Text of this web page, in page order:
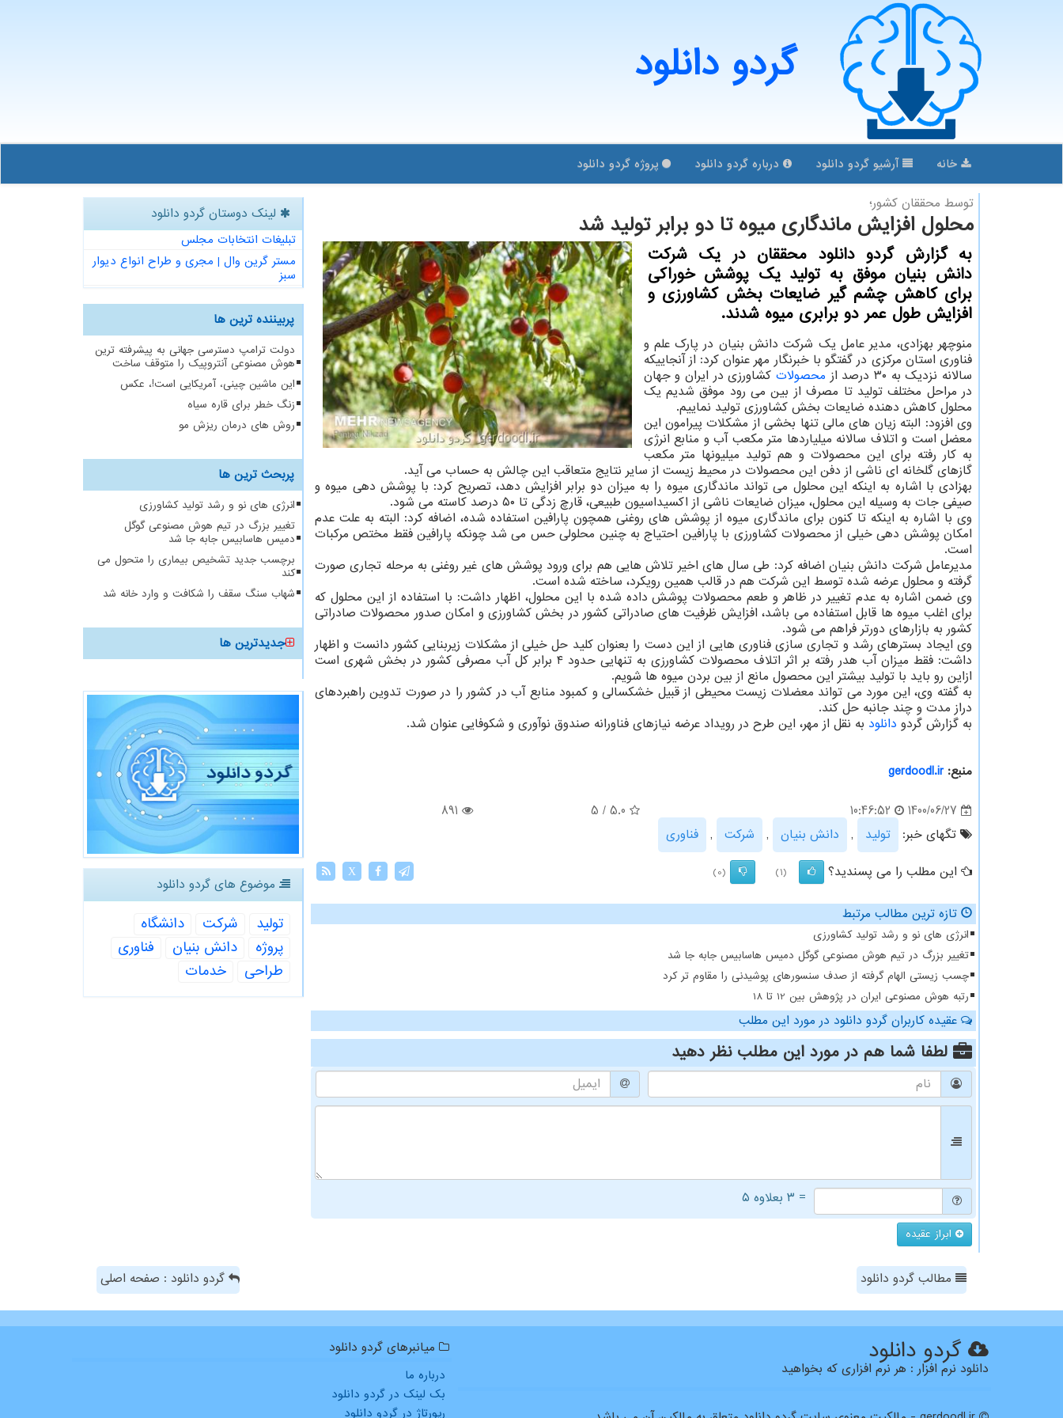
گردو دانلود
خانه آرشیو گردو دانلود درباره گردو دانلود پروژه گردو دانلود
توسط محققان كشور؛
محلول افزایش ماندگاری میوه تا دو برابر تولید شد
به گزارش گردو دانلود محققان در یک شرکت
دانش بنیان موفق به تولید یک پوشش خوراکی
برای کاهش چشم گیر ضایعات بخش کشاورزی و
افزایش طول عمر دو برابری میوه شدند.
منوچهر بهزادی، مدیر عامل یک شرکت دانش بنیان در پارک علم و
فناوری استان مرکزی در گفتگو با خبرنگار مهر عنوان کرد: از آنجاییکه
سالانه نزدیک به ۳۰ درصد از
محصولات کشاورزی در ایران و جهان
در مراحل مختلف تولید تا مصرف از بین می رود موفق شدیم یک
محلول کاهش دهنده ضایعات بخش کشاورزی تولید نماییم.
وی افزود: البته زیان های مالی تنها بخشی از مشکلات پیرامون این
معضل است و اتلاف سالانه میلیاردها متر مکعب آب و منابع انرژی
به کار رفته برای این محصولات و هم تولید میلیونها متر مکعب
گازهای گلخانه ای ناشی از دفن این محصولات در محیط زیست از سایر نتایج متعاقب این چالش به حساب می آید.
بهزادی با اشاره به اینکه این محلول می تواند ماندگاری میوه را به میزان دو برابر افزایش دهد، تصریح کرد: با پوشش دهی میوه و
صیفی جات به وسیله این محلول، میزان ضایعات ناشی از اکسیداسیون طبیعی، قارچ زدگی تا ۵۰ درصد کاسته می شود.
وی با اشاره به اینکه تا کنون برای ماندگاری میوه از پوشش های روغنی همچون پارافین استفاده شده، اضافه کرد: البته به علت عدم
امکان پوشش دهی خیلی از محصولات کشاورزی با پارافین احتیاج به چنین محلولی حس می شد چونکه پارافین فقط مختص مرکبات
است.
مدیرعامل شرکت دانش بنیان اضافه کرد: طی سال های اخیر تلاش هایی هم برای ورود پوشش های غیر روغنی به مرحله تجاری صورت
گرفته و محلول عرضه شده توسط این شرکت هم در قالب همین رویکرد، ساخته شده است.
وی ضمن اشاره به عدم تغییر در ظاهر و طعم محصولات پوشش داده شده با این محلول، اظهار داشت: با استفاده از این محلول که
برای اغلب میوه ها قابل استفاده می باشد، افزایش ظرفیت های صادراتی کشور در بخش کشاورزی و امکان صدور محصولات صادراتی
کشور به بازارهای دورتر فراهم می شود.
وی ایجاد بسترهای رشد و تجاری سازی فناوری هایی از این دست را بعنوان کلید حل خیلی از مشکلات زیربنایی کشور دانست و اظهار
داشت: فقط میزان آب هدر رفته بر اثر اتلاف محصولات کشاورزی به تنهایی حدود ۴ برابر کل آب مصرفی کشور در بخش شهری است
ازاین رو باید با تولید بیشتر این محصول مانع از بین بردن میوه ها شویم.
به گفته وی، این مورد می تواند معضلات زیست محیطی از قبیل خشکسالی و کمبود منابع آب در کشور را در صورت تدوین راهبردهای
دراز مدت و چند جانبه حل کند.
به گزارش گردو دانلود به نقل از مهر، این طرح در رویداد عرضه نیازهای فناورانه صندوق نوآوری و شکوفایی عنوان شد.
منبع:gerdoodl.ir
1400/06/27
10:46:52
5.0
/
5
891
تگهای خبر:
تولید , دانش بنیان , شركت ,
فناوری
این مطلب را می پسندید؟
(1)
(0)
X
تازه ترین مطالب مرتبط
انرژی های نو و رشد تولید کشاورزی
تغییر بزرگ در تیم هوش مصنوعی گوگل دمیس هاسابیس جابه جا شد
چسب زیستی الهام گرفته از صدف سنسورهای پوشیدنی را مقاوم تر کرد
رتبه هوش مصنوعی ایران در پژوهش بین 12 تا 18
عقیده کاربران گردو دانلود در مورد این مطلب
لطفا شما هم در مورد این مطلب نظر دهید
= ۳ بعلاوه ۵
ابراز عقیده
لینک دوستان گردو دانلود
تبلیغات انتخابات مجلس
مستر گرین وال | مجری و طراح انواع دیوار
سبز
پربیننده ترین ها
دولت ترامپ دسترسی جهانی به پیشرفته ترین
هوش مصنوعی آنتروپیک را متوقف ساخت
این ماشین چینی، آمریکایی است!، عکس
زنگ خطر برای قاره سیاه
روش های درمان ریزش مو
پربحث ترین ها
انرژی های نو و رشد تولید کشاورزی
تغییر بزرگ در تیم هوش مصنوعی گوگل
دمیس هاسابیس جابه جا شد
برچسب جدید تشخیص بیماری را متحول می
کند
شهاب سنگ سقف را شکافت و وارد خانه شد
جدیدترین ها
موضوع های گردو دانلود
تولید شركت
دانشگاه
پروژه
دانش بنیان
فناوری
طراحی
خدمات
مطالب گردو دانلود گردو دانلود : صفحه اصلی
گردو دانلود
دانلود نرم افزار : هر نرم افزاری که بخواهید
میانبرهای گردو دانلود
درباره ما
بک لینک در گردو دانلود
رپورتاژ در گردو دانلود